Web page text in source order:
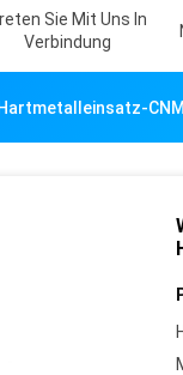
Sie Mit Uns In
Verbindung